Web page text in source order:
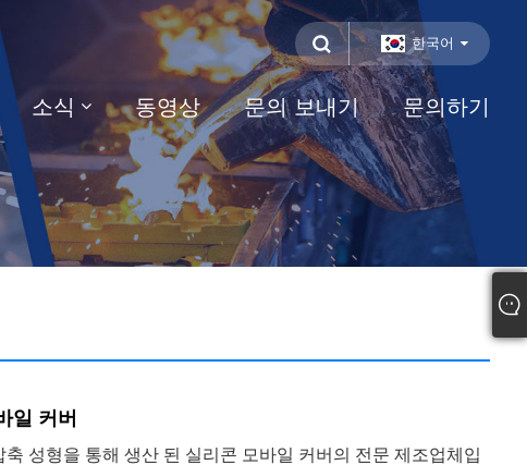
한국어
소식 동영상 문의 보내기 문의하기
일 커버
축 성형을 통해 생산 된 실리콘 모바일 커버의 전문 제조업체입